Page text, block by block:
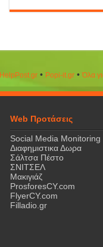
HelpPost.gr• Popi-it.gr•Όλα
Web Προτάσεις
Social Media Monitoring
Διαφημιστικα Δωρα
Σάλτσα Πέστο
ΣΝΙΤΣΕΛ
Μακιγιάζ
ProsforesCY.com
FlyerCY.com
Filladio.gr